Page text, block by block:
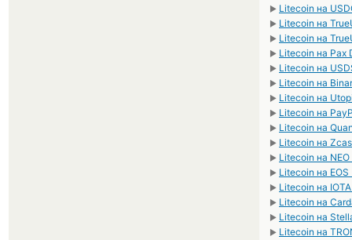
► Litecoin на
► Litecoin на
► Litecoin на
► Litecoin на Pax
► Litecoin на
► Litecoin на
► Litecoin на
► Litecoin на
► Litecoin на
► Litecoin на
► Litecoin на NEO
► Litecoin на EOS
► Litecoin на
► Litecoin на
► Litecoin на
► Litecoin на